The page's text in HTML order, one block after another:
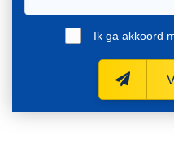
Ik ga akkoord